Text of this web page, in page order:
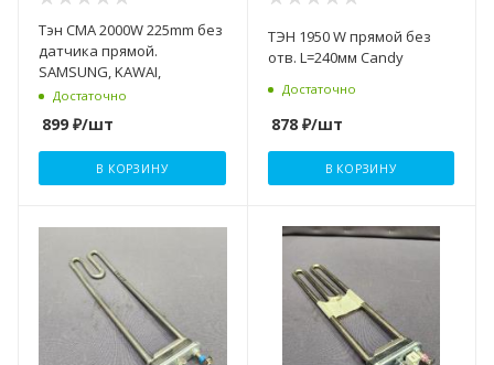
Тэн СМА 2000W 225mm без
датчика прямой.
SAMSUNG, KAWAI,
Достаточно
899 ₽/шт
В КОРЗИНУ
ТЭН 1950 W прямой без
отв. L=240мм Candy
Достаточно
878₽/шт
В КОРЗИНУ